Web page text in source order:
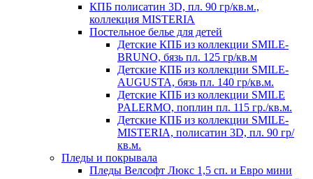
КПБ полисатин 3D, пл. 90 гр/кв.м.,
коллекция MISTERIA
Постельное белье для детей
Детские КПБ из коллекции SMILE-
BRUNO, бязь пл. 125 гр/кв.м
Детские КПБ из коллекции SMILE-
AUGUSTA, бязь пл. 140 гр/кв.м.
Детские КПБ из коллекции SMILE
PALERMO, поплин пл. 115 гр./кв.м.
Детские КПБ из коллекции SMILE-
MISTERIA, полисатин 3D, пл. 90 гр/
кв.м.
Пледы и покрывала
Пледы Велсофт Люкс 1,5 сп. и Евро мини